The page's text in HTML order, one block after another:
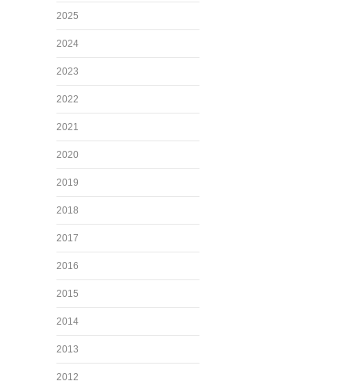
2025
2024
2023
2022
2021
2020
2019
2018
2017
2016
2015
2014
2013
2012